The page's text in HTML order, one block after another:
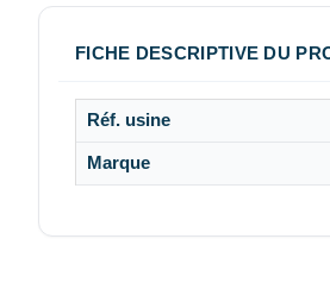
FICHE DESCRIPTIVE DU
Réf. usine
Marque